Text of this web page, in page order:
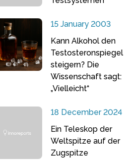
15 January 2003
Kann Alkohol den
Testosteronspiegel
steigern? Die
Wissenschaft sagt:
„Vielleicht“
18 December 2024
Ein Teleskop der
Weltspitze auf der
Zugspitze